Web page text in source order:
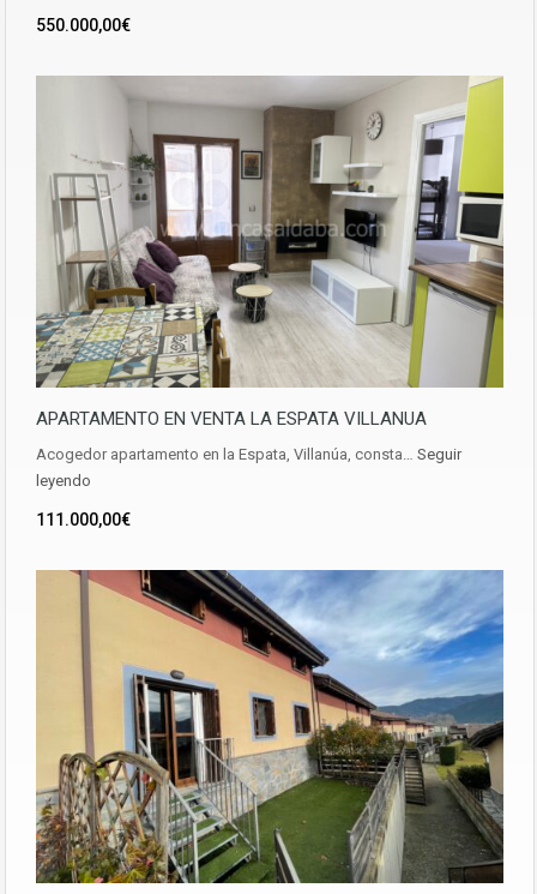
550.000,00€
APARTAMENTO EN VENTA LA ESPATA VILLANUA
Acogedor apartamento en la Espata, Villanúa, consta… Seguir
leyendo
111.000,00€